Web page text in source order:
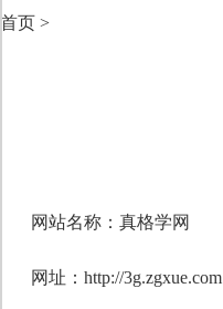
首页 >
网站名称：真格学网
网址：http://3g.zgxue.com